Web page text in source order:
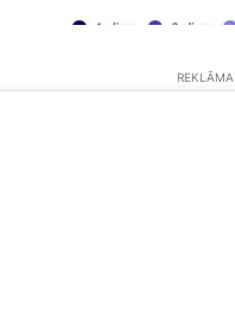
REKLĀMA